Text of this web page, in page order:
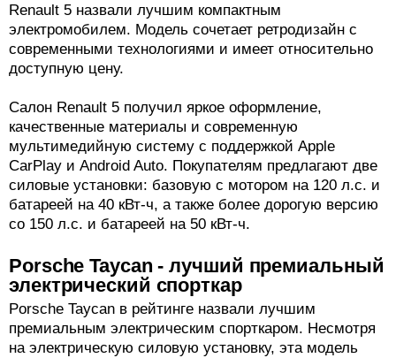
Renault 5 назвали лучшим компактным
электромобилем. Модель сочетает ретродизайн с
современными технологиями и имеет относительно
доступную цену.
Салон Renault 5 получил яркое оформление,
качественные материалы и современную
мультимедийную систему с поддержкой Apple
CarPlay и Android Auto. Покупателям предлагают две
силовые установки: базовую с мотором на 120 л.с. и
батареей на 40 кВт-ч, а также более дорогую версию
со 150 л.с. и батареей на 50 кВт-ч.
Porsche Taycan - лучший премиальный
электрический спорткар
Porsche Taycan в рейтинге назвали лучшим
премиальным электрическим спорткаром. Несмотря
на электрическую силовую установку, эта модель